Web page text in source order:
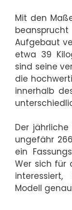
Mit den
Aufgebaut
etwa 39
sind seine
die
innerhalb
Der
ungefähr
ein
Wer sich für
Modell